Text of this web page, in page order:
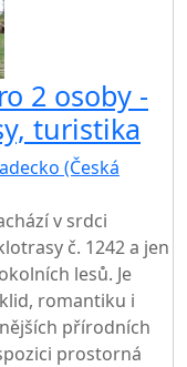
2 osoby -
turistika
(Česká
v srdci
č. 1242 a jen
lesů. Je
romantiku i
přírodních
prostorná